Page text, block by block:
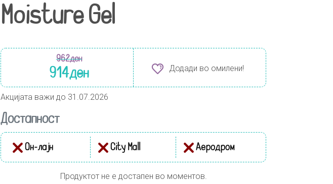
Moisture Gel
962ден
914ден Додади во омилени!
Акцијата важи до 31.07.2026
Достапност
Он-лајн City Mall Аеродром
Продуктот не е достапен во моментов.